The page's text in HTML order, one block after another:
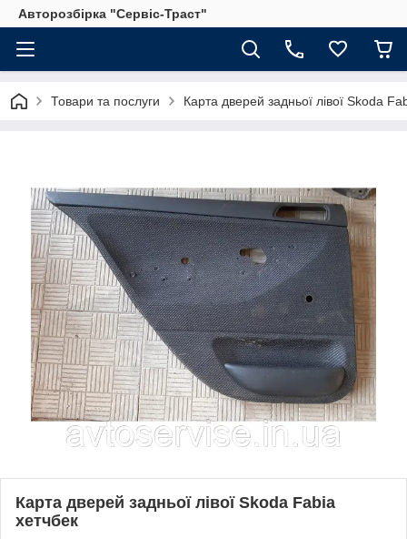
Авторозбірка "Сервіс-Траст"
Товари та послуги Карта дверей задньої лівої Skoda
Карта дверей задньої лівої Skoda Fabia
хетчбек